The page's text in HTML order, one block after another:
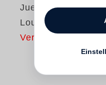
Juergen Teller
Louis XV
Vergriffen